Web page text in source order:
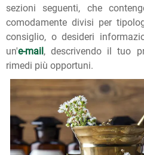
sezioni seguenti, che
comodamente divisi per
consiglio, o desideri
un'e-mail, descrivendo il tuo
rimedi più opportuni.